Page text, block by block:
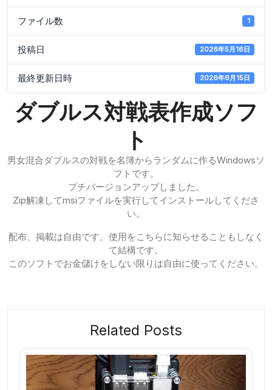
ファイル数 1
投稿日 2026年5月16日
最終更新日時 2026年6月15日
ダブルス対戦表作成ソフ
ト
男女混合ダブルスの対戦を名簿からランダムに作るWindowsソ
フトです。
プチバージョンアップしました。
Zip解凍してmsiファイルを実行してインストールしてくださ
い。
配布、掲載は自由です。使用をこちらに知らせることもしなく
て結構です。
このソフトでお金儲けをしない限りは自由に使ってください。
Related Posts